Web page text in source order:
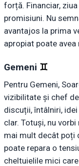
forță. Financiar,
promisiuni. Nu
avantajos la prima
apropiat poate avea
Gemeni ♊︎
Pentru Gemeni,
vizibilitate și chef
discuții, întâlniri,
clar. Totuși, nu
mai mult decât poți
poate repara o
cheltuielile mici